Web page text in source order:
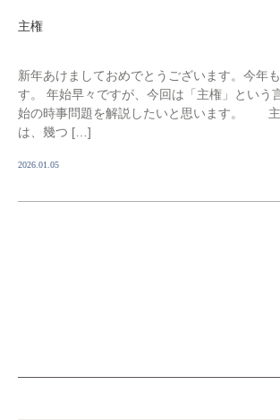
主権
新年あけましておめでとうございます。今年
す。 年始早々ですが、今回は「主権」という
始の時事問題を解説したいと思います。 主
は、幾つ […]
2026.01.05